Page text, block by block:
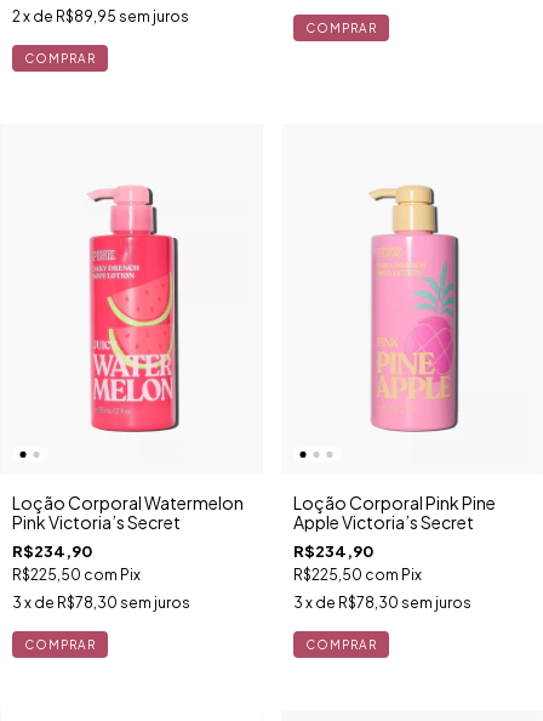
2x de R$89,95 sem juros
Loção Corporal Watermelon
Pink Victoria’s Secret
R$234,90
R$225,50 com Pix
3 x de R$78,30 sem juros
Loção Corporal Pink Pine
Apple Victoria’s Secret
R$234,90
R$225,50 com Pix
3 x de R$78,30 sem juros